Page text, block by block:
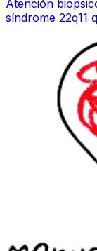
Atención
síndrome 22q11